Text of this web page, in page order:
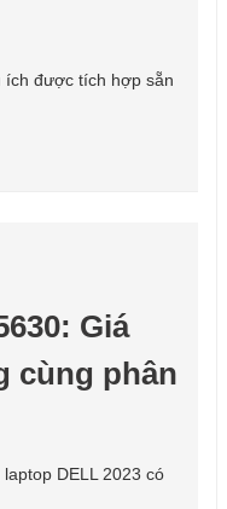
ích được tích hợp sẵn
Giá
cùng phân
DELL 2023 có